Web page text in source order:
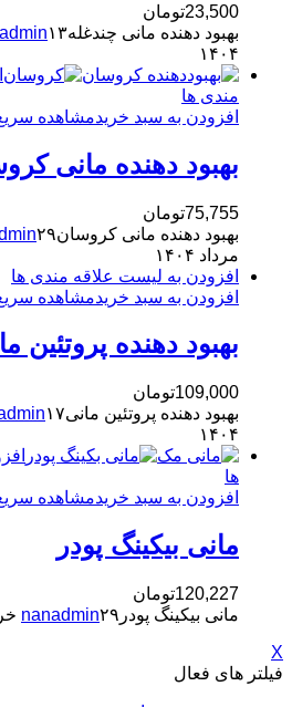
23,500تومان
بهبود دهنده مانی چندغله۱۳ مهر ۱۳۹۹
۱۴۰۴
مندی ها
افزودن به سبد خریدمشاهده
بهبود دهنده مانی
75,755تومان
بهبود دهنده مانی کروسان۲۹ خرداد ۱۳۹۹
مرداد ۱۴۰۴
افزودن به لیست علاقه مندی ها
افزودن به سبد خریدمشاهده
بهبود دهنده پروتئین
109,000تومان
بهبود دهنده پروتئین مانی۱۷ دی ۱۴۰۲
۱۴۰۴
ها
افزودن به سبد خریدمشاهده
مانی بیکینگ پودر
120,227تومان
مانی بیکینگ پودر
nanadmin۲۹ خرداد ۱۳۹۹
X
فیلتر های فعال